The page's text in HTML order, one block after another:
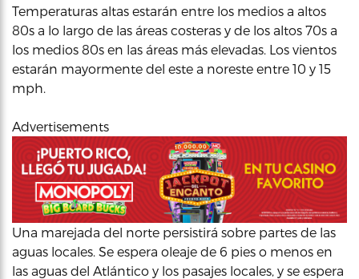
Temperaturas altas estarán entre los medios a altos
80s a lo largo de las áreas costeras y de los altos 70s a
los medios 80s en las áreas más elevadas. Los vientos
estarán mayormente del este a noreste entre 10 y 15
mph.
Advertisements
Una marejada del norte persistirá sobre partes de las
aguas locales. Se espera oleaje de 6 pies o menos en
las aguas del Atlántico y los pasajes locales, y se espera